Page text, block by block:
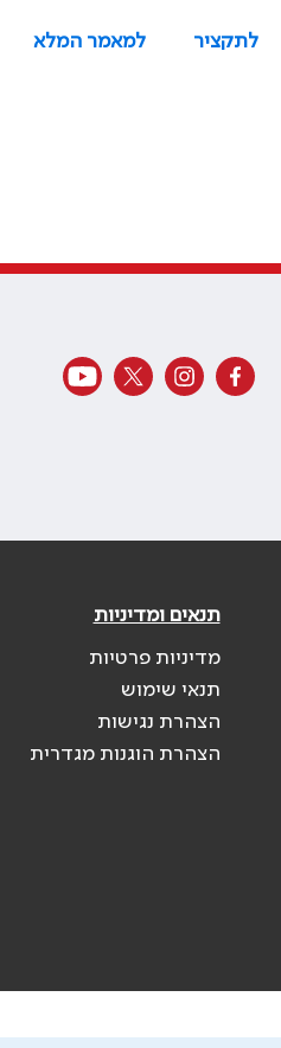
לתקציר
למאמר המלא
תנאים ומדיניות
מדיניות פרטיות
תנאי שימוש
הצהרת נגישות
הצהרת הוגנות מגדרית